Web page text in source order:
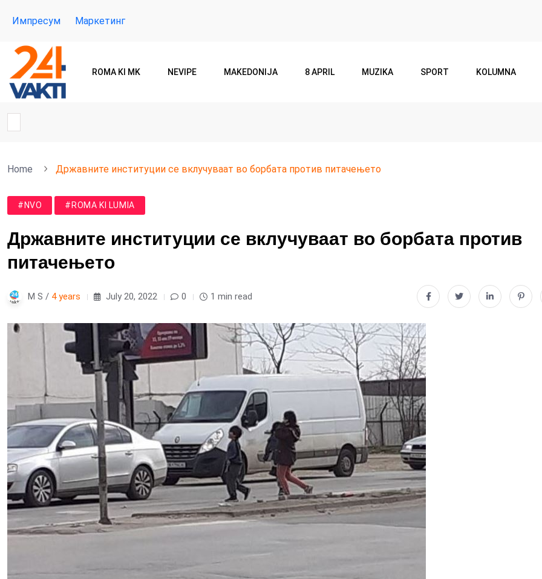
Импресум Маркетинг
ROMA KI MK NEVIPE MAKEDONIJA 8 APRIL MUZIKA SPORT KOLUMNA
Home Државните институции се вклучуваат во борбата против питачењето
#NVO #ROMA KI LUMIA
Државните институции се вклучуваат во борбата против
питачењето
M S / 4 years July 20, 2022 0 1 min read